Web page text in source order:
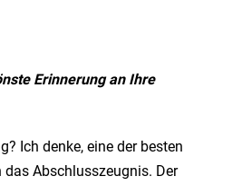
Erinnerung an Ihre
Ich denke, eine der besten
das Abschlusszeugnis. Der